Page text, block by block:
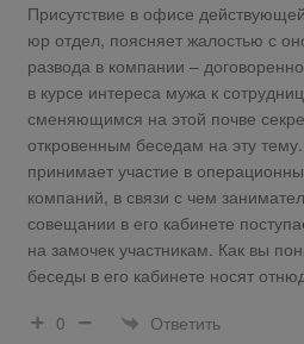
Присутствие в офисе
юр отдел, поясняет жалостью с
развода в компании –
в курсе интереса мужа к
сменяющимся на этой почве
откровенным беседам на эту
принимает участие в
компаний, в связи с чем
совещании в его кабинете
на замочек участникам. Как вы
беседы в его кабинете носят
0
Ответить